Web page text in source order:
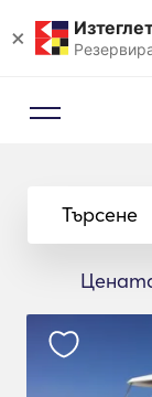
×
Търсене